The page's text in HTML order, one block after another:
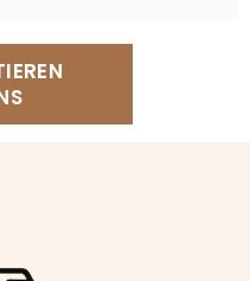
empfehlen wir
Sessel, einen
Lesen sowie eine
Regal. Vergessen Sie